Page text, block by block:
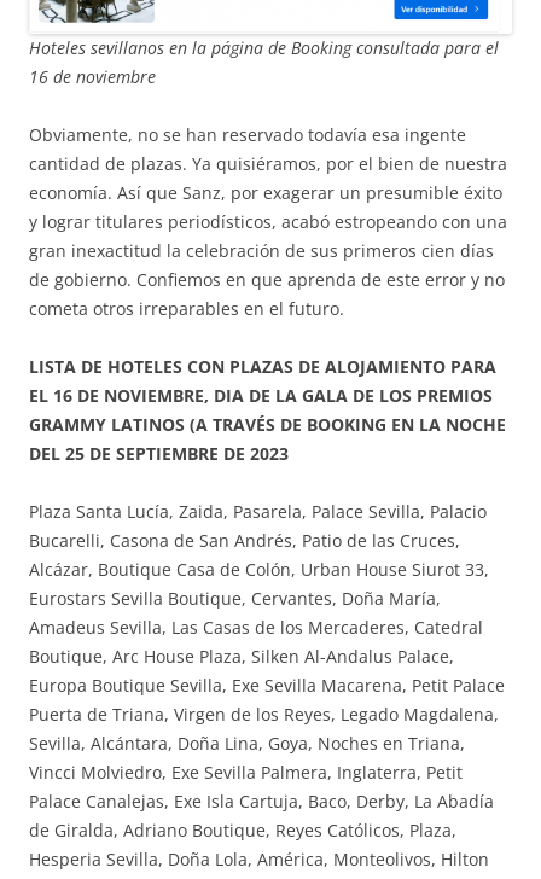
Hoteles sevillanos en la página de Booking consultada para el
16 de noviembre
Obviamente, no se han reservado todavía esa ingente
cantidad de plazas. Ya quisiéramos, por el bien de nuestra
economía. Así que Sanz, por exagerar un presumible éxito
y lograr titulares periodísticos, acabó estropeando con una
gran inexactitud la celebración de sus primeros cien días
de gobierno. Confiemos en que aprenda de este error y no
cometa otros irreparables en el futuro.
LISTA DE HOTELES CON PLAZAS DE ALOJAMIENTO PARA
EL 16 DE NOVIEMBRE, DIA DE LA GALA DE LOS PREMIOS
GRAMMY LATINOS (A TRAVÉS DE BOOKING EN LA NOCHE
DEL 25 DE SEPTIEMBRE DE 2023
Plaza Santa Lucía, Zaida, Pasarela, Palace Sevilla, Palacio
Bucarelli, Casona de San Andrés, Patio de las Cruces,
Alcázar, Boutique Casa de Colón, Urban House Siurot 33,
Eurostars Sevilla Boutique, Cervantes, Doña María,
Amadeus Sevilla, Las Casas de los Mercaderes, Catedral
Boutique, Arc House Plaza, Silken Al-Andalus Palace,
Europa Boutique Sevilla, Exe Sevilla Macarena, Petit Palace
Puerta de Triana, Virgen de los Reyes, Legado Magdalena,
Sevilla, Alcántara, Doña Lina, Goya, Noches en Triana,
Vincci Molviedro, Exe Sevilla Palmera, Inglaterra, Petit
Palace Canalejas, Exe Isla Cartuja, Baco, Derby, La Abadía
de Giralda, Adriano Boutique, Reyes Católicos, Plaza,
Hesperia Sevilla, Doña Lola, América, Monteolivos, Hilton